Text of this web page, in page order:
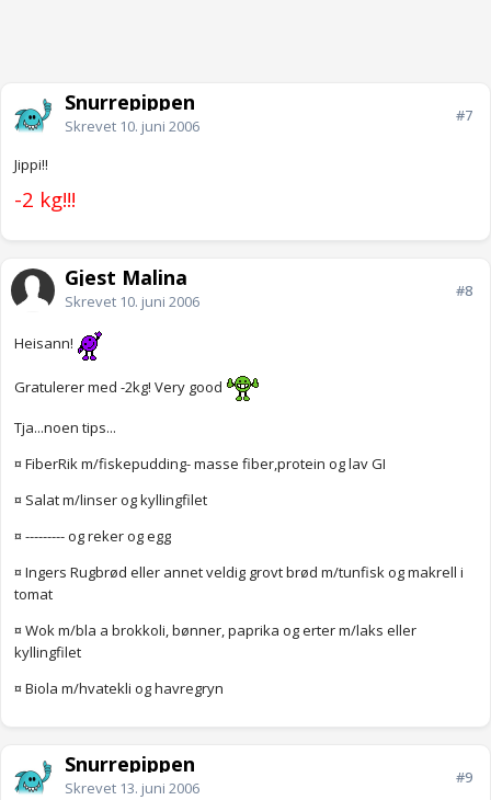
Snurrepippen
Skrevet 10. juni 2006
#7
Jippi!!
-2 kg!!!
Gjest Malina
Skrevet 10. juni 2006
#8
Heisann!
Gratulerer med -2kg! Very good
Tja...noen tips...
¤ FiberRik m/fiskepudding- masse fiber,protein og lav GI
¤ Salat m/linser og kyllingfilet
¤ --------- og reker og egg
¤ Ingers Rugbrød eller annet veldig grovt brød m/tunfisk og makrell i
tomat
¤ Wok m/bla a brokkoli, bønner, paprika og erter m/laks eller
kyllingfilet
¤ Biola m/hvatekli og havregryn
Snurrepippen
Skrevet 13. juni 2006
#9